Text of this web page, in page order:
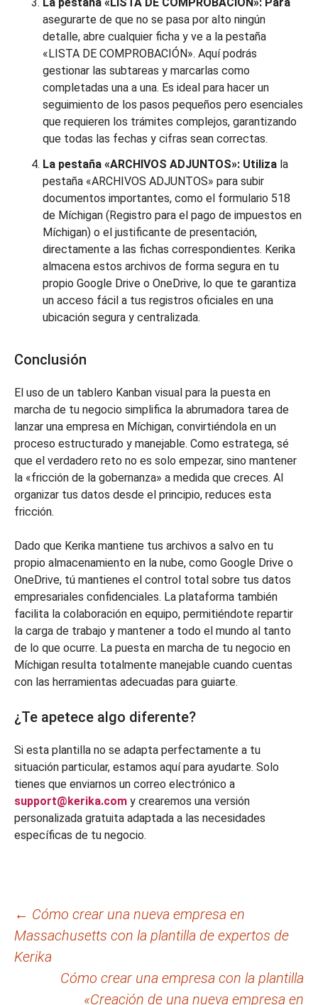
asegurarte de que no se pasa por alto ningún
detalle, abre cualquier ficha y ve a la pestaña
«LISTA DE COMPROBACIÓN». Aquí podrás
gestionar las subtareas y marcarlas como
completadas una a una. Es ideal para hacer un
seguimiento de los pasos pequeños pero esenciales
que requieren los trámites complejos, garantizando
que todas las fechas y cifras sean correctas.
La pestaña «ARCHIVOS ADJUNTOS»: Utiliza la
pestaña «ARCHIVOS ADJUNTOS» para subir
documentos importantes, como el formulario 518
de Míchigan (Registro para el pago de impuestos en
Míchigan) o el justificante de presentación,
directamente a las fichas correspondientes. Kerika
almacena estos archivos de forma segura en tu
propio Google Drive o OneDrive, lo que te garantiza
un acceso fácil a tus registros oficiales en una
ubicación segura y centralizada.
Conclusión
El uso de un tablero Kanban visual para la puesta en
marcha de tu negocio simplifica la abrumadora tarea de
lanzar una empresa en Míchigan, convirtiéndola en un
proceso estructurado y manejable. Como estratega, sé
que el verdadero reto no es solo empezar, sino mantener
la «fricción de la gobernanza» a medida que creces. Al
organizar tus datos desde el principio, reduces esta
fricción.
Dado que Kerika mantiene tus archivos a salvo en tu
propio almacenamiento en la nube, como Google Drive o
OneDrive, tú mantienes el control total sobre tus datos
empresariales confidenciales. La plataforma también
facilita la colaboración en equipo, permitiéndote repartir
la carga de trabajo y mantener a todo el mundo al tanto
de lo que ocurre. La puesta en marcha de tu negocio en
Míchigan resulta totalmente manejable cuando cuentas
con las herramientas adecuadas para guiarte.
¿Te apetece algo diferente?
Si esta plantilla no se adapta perfectamente a tu
situación particular, estamos aquí para ayudarte. Solo
tienes que enviarnos un correo electrónico a
support@kerika.com y crearemos una versión
personalizada gratuita adaptada a las necesidades
específicas de tu negocio.
Navegación
de
entradas
← Cómo crear una nueva empresa en
Massachusetts con la plantilla de expertos de
Kerika
Cómo crear una empresa con la plantilla
«Creación de una nueva empresa en